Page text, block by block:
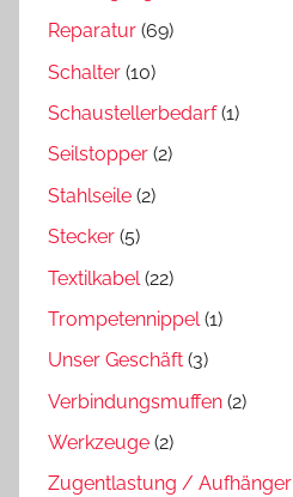
Reparatur (69)
Schalter (10)
Schaustellerbedarf(1)
Seilstopper (2)
Stahlseile (2)
Stecker (5)
Textilkabel (22)
Trompetennippel(1)
Unser Geschäft (3)
Verbindungsmuffen (2)
Werkzeuge (2)
Zugentlastung / Aufhänger